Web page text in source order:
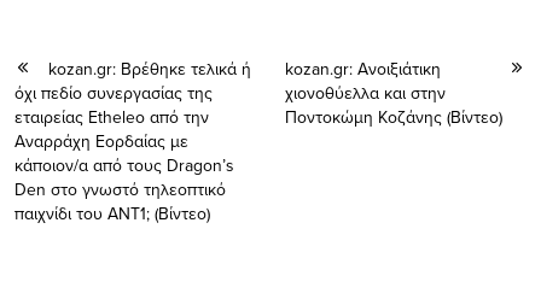
kozan.gr: Βρέθηκε τελικά ή
όχι πεδίο συνεργασίας της
εταιρείας Etheleo από την
Αναρράχη Εορδαίας με
κάποιον/α από τους Dragon’s
Den στο γνωστό τηλεοπτικό
παιχνίδι του ΑΝΤ1; (Βίντεο)
kozan.gr: Ανοιξιάτικη
χιονοθύελλα και στην
Ποντοκώμη Κοζάνης (Βίντεο)